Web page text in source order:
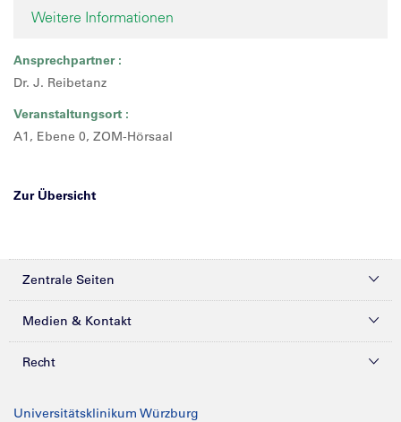
Weitere Informationen
Ansprechpartner :
Dr. J. Reibetanz
Veranstaltungsort :
A1, Ebene 0, ZOM-Hörsaal
Zur Übersicht
Zentrale Seiten
Kliniken & Zentren
Medien & Kontakt
Presse
Recht
Universitätsklinikum Würzburg